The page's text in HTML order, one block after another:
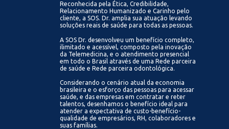
Reconhecida pela Ética, Credibilidade,
Relacionamento Humanizado e Carinho pelo
cliente, a SOS. Dr. amplia sua atuação levando
soluções reais de saúde para todas as pessoas.
A SOS Dr. desenvolveu um benefício completo,
ilimitado e acessível, composto pela inovação
da Telemedicina, e o atendimento presencial
em todo o Brasil através de uma Rede parceira
de saúde e Rede parceira odontológica.
Considerando o cenário atual da economia
brasileira e o esforço das pessoas para acessar
saúde, e das empresas em contratar e reter
talentos, desenhamos o benefício ideal para
atender a expectativa de custo-benefício-
qualidade de empresários, RH, colaboradores e
suas famílias.